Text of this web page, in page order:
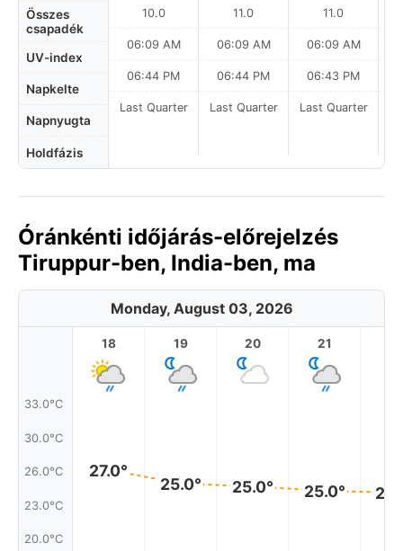
Összes
csapadék
UV-index
Napkelte
Napnyugta
Holdfázis
10.0
06:09 AM
06:44 PM
Last Quarter
11.0
06:09 AM
06:44 PM
Last Quarter
11.0
06:09 AM
06:43 PM
Last Quarter
Óránkénti időjárás-előrejelzés
Tiruppur-ben, India-ben, ma
Monday, August 03, 2026
33.0°C
30.0°C
26.0°C
23.0°C
20.0°C
18
27.0°
19
25.0°
20
25.0°
21
25.0°